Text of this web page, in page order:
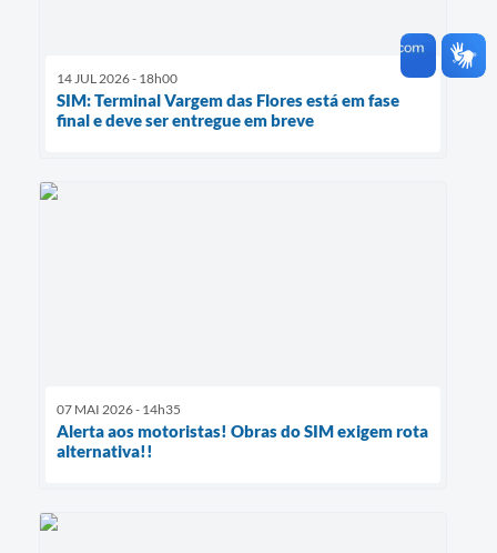
14 JUL 2026 - 18h00
SIM: Terminal Vargem das Flores está em fase
final e deve ser entregue em breve
07 MAI 2026 - 14h35
Alerta aos motoristas! Obras do SIM exigem rota
alternativa!!